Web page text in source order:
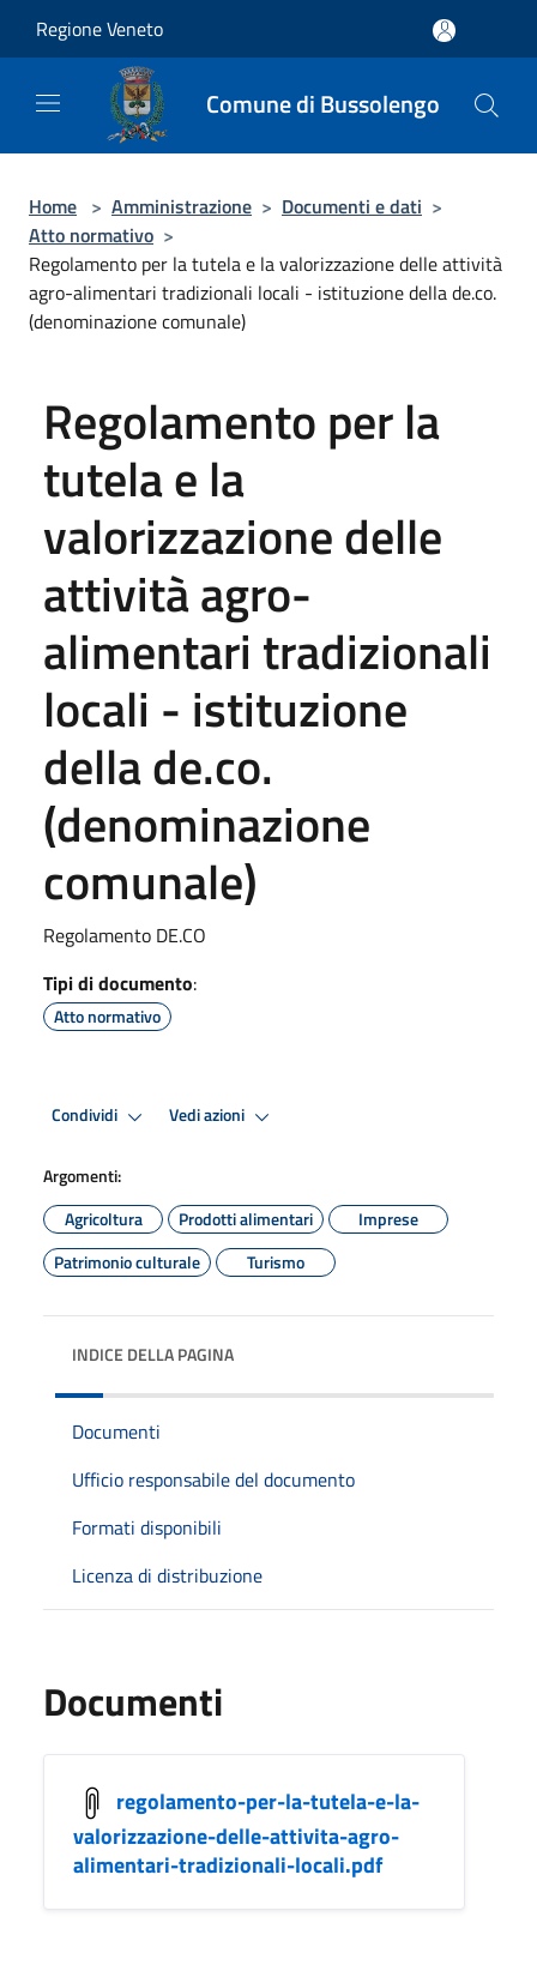
Regione Veneto
Comune di Bussolengo
Home > Amministrazione > Documenti e dati >
Atto normativo >
Regolamento per la tutela e la valorizzazione delle attività
agro-alimentari tradizionali locali - istituzione della de.co.
(denominazione comunale)
Regolamento per la
tutela e la
valorizzazione delle
attività agro-
alimentari tradizionali
locali - istituzione
della de.co.
(denominazione
comunale)
Regolamento DE.CO
Tipi di documento:
Atto normativo
Condividi Vedi azioni
Argomenti:
Agricoltura
Prodotti alimentari
Imprese
Patrimonio culturale
Turismo
INDICE DELLA PAGINA
Documenti
Ufficio responsabile del documento
Formati disponibili
Licenza di distribuzione
Documenti
regolamento-per-la-tutela-e-la-
valorizzazione-delle-attivita-agro-
alimentari-tradizionali-locali.pdf